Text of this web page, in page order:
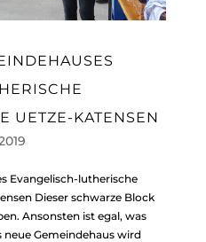
UETZE-KATENSEN
Evangelisch-lutherische
Dieser schwarze Block
Ansonsten ist egal, was
neue Gemeindehaus wird